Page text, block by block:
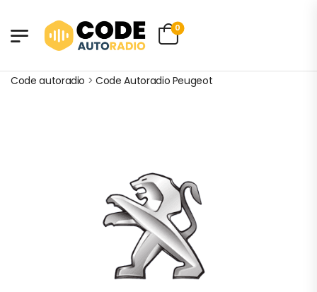
0
Code autoradio >Code Autoradio Peugeot